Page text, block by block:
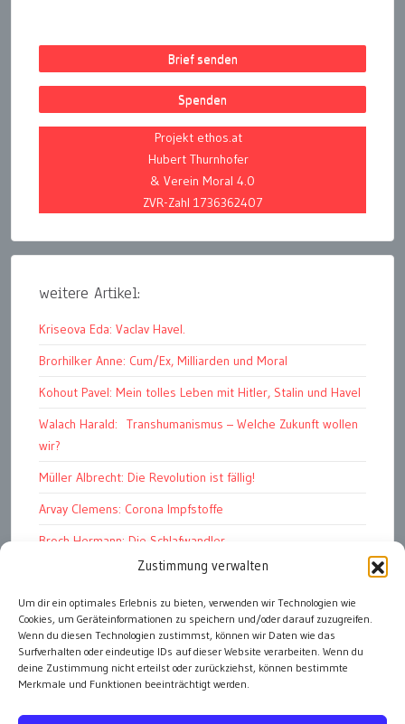
Zustimmung verwalten
Um dir ein optimales Erlebnis zu bieten, verwenden wir Technologien wie
Cookies, um Geräteinformationen zu speichern und/oder darauf zuzugreifen.
Wenn du diesen Technologien zustimmst, können wir Daten wie das
Surfverhalten oder eindeutige IDs auf dieser Website verarbeiten. Wenn du
deine Zustimmung nicht erteilst oder zurückziehst, können bestimmte
Merkmale und Funktionen beeinträchtigt werden.
Brief senden
Spenden
Projekt ethos.at
Hubert Thurnhofer
& Verein Moral 4.0
ZVR-Zahl 1736362407
weitere Artikel:
Kriseova Eda: Vaclav Havel.
Brorhilker Anne: Cum/Ex, Milliarden und Moral
Kohout Pavel: Mein tolles Leben mit Hitler, Stalin und Havel
Walach Harald: Transhumanismus – Welche Zukunft wollen
wir?
Müller Albrecht: Die Revolution ist fällig!
Arvay Clemens: Corona Impfstoffe
Broch Hermann: Die Schlafwandler
Kohout Pavel: Ende der Großen Ferien
Bonelli Raphael: Kopflos
Luczak Andreas: Deutschlands Energiewende